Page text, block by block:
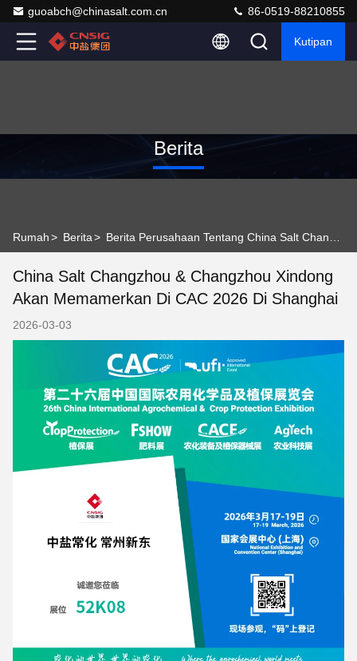
guoabch@chinasalt.com.cn 86-0519-88210855
Kutipan
Berita
Rumah> Berita>
China Salt Changzhou & Changzhou Xindong
Akan Memamerkan Di CAC 2026 Di Shanghai
2026-03-03